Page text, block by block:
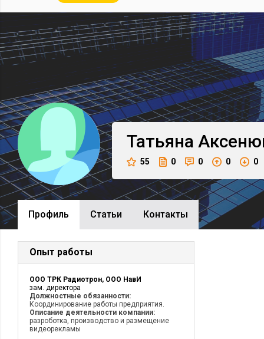
Татьяна
55 0 0 0 0
Профиль Cтатьи Контакты
Опыт работы
ООО ТРК Радиотрон, ООО НавИ
зам. директора
Должностные обязанности:
Координирование работы предприятия.
Описание деятельности компании:
разроботка, производство и размещение
видеорекламы